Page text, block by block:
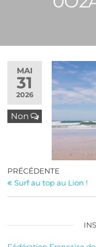
MAI
31
2026
Non
Navigation
de
Article
précédent
PRÉCÉDENTE
Surf au top au Lion !